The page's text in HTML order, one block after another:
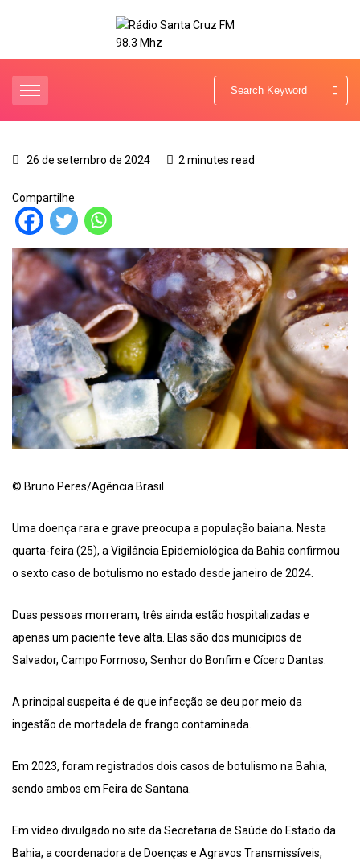
26 de setembro de 2024 2 minutes read
Compartilhe
© Bruno Peres/Agência Brasil
Uma doença rara e grave preocupa a população baiana. Nesta
quarta-feira (25), a Vigilância Epidemiológica da Bahia confirmou
o sexto caso de botulismo no estado desde janeiro de 2024.
Duas pessoas morreram, três ainda estão hospitalizadas e
apenas um paciente teve alta. Elas são dos municípios de
Salvador, Campo Formoso, Senhor do Bonfim e Cícero Dantas.
A principal suspeita é de que infecção se deu por meio da
ingestão de mortadela de frango contaminada.
Em 2023, foram registrados dois casos de botulismo na Bahia,
sendo ambos em Feira de Santana.
Em vídeo divulgado no site da Secretaria de Saúde do Estado da
Bahia, a coordenadora de Doenças e Agravos Transmissíveis,